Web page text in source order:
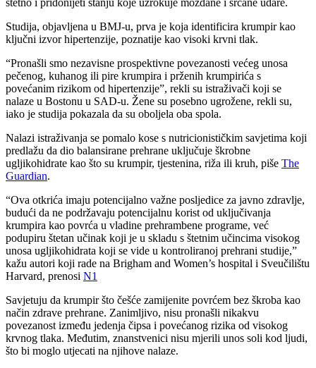
štetno i pridonijeti stanju koje uzrokuje moždane i srčane udare.
Studija, objavljena u BMJ-u, prva je koja identificira krumpir kao
ključni izvor hipertenzije, poznatije kao visoki krvni tlak.
“Pronašli smo nezavisne prospektivne povezanosti većeg unosa
pečenog, kuhanog ili pire krumpira i prženih krumpirića s
povećanim rizikom od hipertenzije”, rekli su istraživači koji se
nalaze u Bostonu u SAD-u. Žene su posebno ugrožene, rekli su,
iako je studija pokazala da su oboljela oba spola.
Nalazi istraživanja se pomalo kose s nutricionističkim savjetima koji
predlažu da dio balansirane prehrane uključuje škrobne
ugljikohidrate kao što su krumpir, tjestenina, riža ili kruh, piše The
Guardian.
“Ova otkrića imaju potencijalno važne posljedice za javno zdravlje,
budući da ne podržavaju potencijalnu korist od uključivanja
krumpira kao povrća u vladine prehrambene programe, već
podupiru štetan učinak koji je u skladu s štetnim učincima visokog
unosa ugljikohidrata koji se vide u kontroliranoj prehrani studije,”
kažu autori koji rade na Brigham and Women’s hospital i Sveučilištu
Harvard, prenosi N1
Savjetuju da krumpir što češće zamijenite povrćem bez škroba kao
način zdrave prehrane. Zanimljivo, nisu pronašli nikakvu
povezanost između jedenja čipsa i povećanog rizika od visokog
krvnog tlaka. Međutim, znanstvenici nisu mjerili unos soli kod ljudi,
što bi moglo utjecati na njihove nalaze.